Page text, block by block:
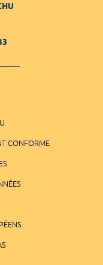
CONFORME